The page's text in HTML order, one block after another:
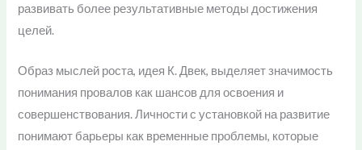
развивать более результативные методы достижения
целей.
Образ мыслей роста, идея К. Двек, выделяет значимость
понимания провалов как шансов для освоения и
совершенствования. Личности с установкой на развитие
понимают барьеры как временные проблемы, которые